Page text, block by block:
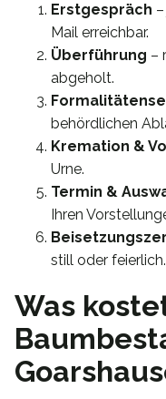
Erstgespräch
Mail erreichbar.
Überführung –
abgeholt.
behördlichen
Kremation &
Urne.
Termin &
Ihren
still oder feierlich.
Was